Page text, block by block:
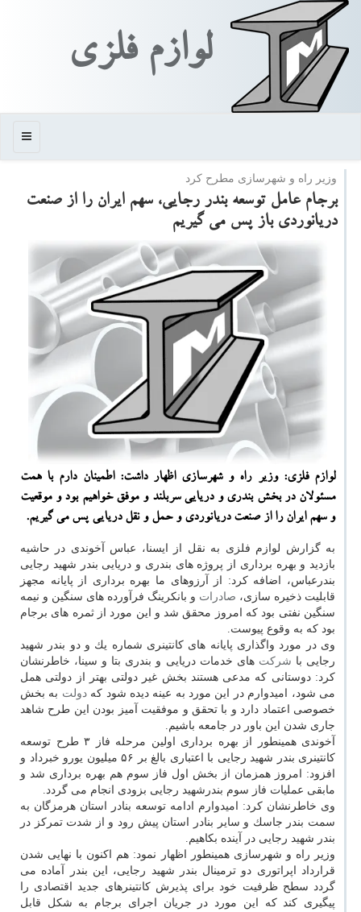
لوازم فلزی
منو
وزیر راه و شهرسازی مطرح كرد
برجام عامل توسعه بندر رجایی، سهم ایران را از صنعت
دریانوردی باز پس می گیریم
لوازم فلزی: وزیر راه و شهرسازی اظهار داشت: اطمینان دارم با همت
مسئولان در بخش بندری و دریایی سربلند و موفق خواهیم بود و موقعیت
و سهم ایران را از صنعت دریانوردی و حمل و نقل دریایی پس می گیریم.
به گزارش لوازم فلزی به نقل از ایسنا، عباس آخوندی در حاشیه
بازدید و بهره برداری از پروژه های بندری و دریایی بندر شهید رجایی
بندرعباس، اضافه كرد: از آرزوهای ما بهره برداری از پایانه مجهز
قابلیت ذخیره سازی، صادرات و بانكرینگ فرآورده های سنگین و نیمه
سنگین نفتی بود كه امروز محقق شد و این مورد از ثمره های برجام
بود كه به وقوع پیوست.
وی در مورد واگذاری پایانه های كانتینری شماره یك و دو بندر شهید
رجایی با شركت های خدمات دریایی و بندری بتا و سینا، خاطرنشان
كرد: دوستانی كه مدعی هستند بخش غیر دولتی بهتر از دولتی همل
می شود، امیدوارم در این مورد به عینه دیده شود كهدولت به بخش
خصوصی اعتماد دارد و با تحقق و موفقیت آمیز بودن این طرح شاهد
جاری شدن این باور در جامعه باشیم.
آخوندی همینطور از بهره برداری اولین مرحله فاز ۳ طرح توسعه
كانتینری بندر شهید رجایی با اعتباری بالغ بر ۵۶ میلیون یورو خبرداد و
افزود: امروز همزمان از بخش اول فاز سوم هم بهره برداری شد و
مابقی عملیات فاز سوم بندرشهید رجایی بزودی انجام می گردد.
وی خاطرنشان كرد: امیدوارم ادامه توسعه بنادر استان هرمزگان به
سمت بندر جاسك و سایر بنادر استان پیش رود و از شدت تمركز در
بندر شهید رجایی در آینده بكاهیم.
وزیر راه و شهرسازی همینطور اظهار نمود: هم اكنون با نهایی شدن
قرارداد اپراتوری دو ترمینال بندر شهید رجایی، این بندر آماده می
گردد سطح ظرفیت خود برای پذیرش كانتینرهای جدید اقتصادی را
پیگیری كند كه این مورد در جریان اجرای برجام به شكل قابل